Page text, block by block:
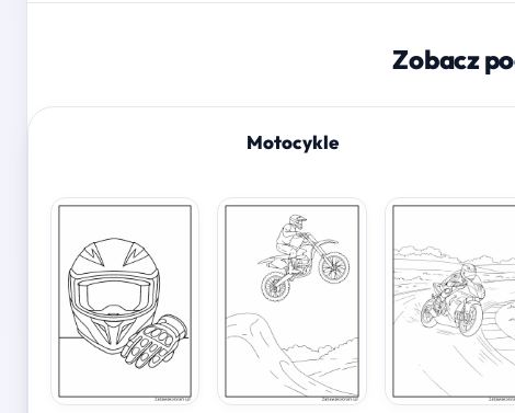
Zobacz
Motocykle